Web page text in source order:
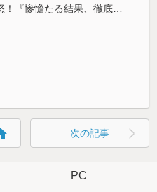
次の記事
PC